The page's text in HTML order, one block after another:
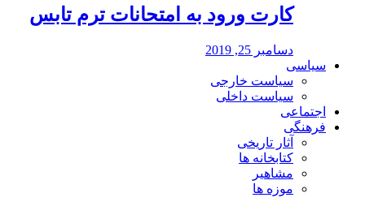
کارت ورود به امتحانات ترم تابس
دسامبر 25, 2019
سیاسی
سیاست خارجی
سیاست داخلی
اجتماعی
فرهنگی
آثار تاریخی
کتابخانه ها
مشاهیر
موزه ها